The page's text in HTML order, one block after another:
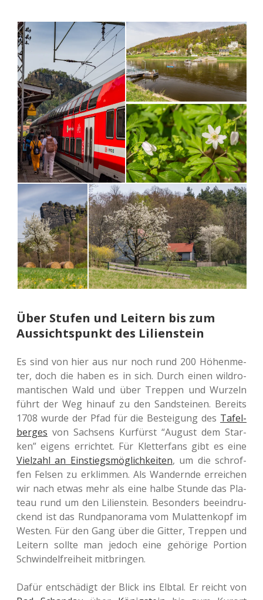
Über Stufen und Leitern bis zum
Aussichtspunkt des Lilienstein
Es sind von hier aus nur noch rund 200 Höhen­me­
ter, doch die haben es in sich. Durch einen wild­ro­
man­ti­schen Wald und über Trep­pen und Wur­zeln
führt der Weg hinauf zu den Sand­stei­nen. Bereits
1708 wurde der Pfad für die Bestei­gung des Tafel­
ber­ges von Sach­sens Kur­fürst “August dem Star­
ken” eigens errich­tet. Für Klet­ter­fans gibt es eine
Viel­zahl an Ein­stiegs­mög­lich­kei­ten, um die schrof­
fen Felsen zu erklim­men. Als Wan­dern­de errei­chen
wir nach etwas mehr als eine halbe Stunde das Pla­
teau rund um den Lili­en­st­ein. Beson­ders beein­dru­
ckend ist das Rund­pan­ora­ma vom Mulat­ten­kopf im
Westen. Für den Gang über die Gitter, Trep­pen und
Lei­tern sollte man jedoch eine gehö­ri­ge Por­ti­on
Schwin­del­frei­heit mitbringen.
Dafür ent­schä­digt der Blick ins Elbtal. Er reicht von